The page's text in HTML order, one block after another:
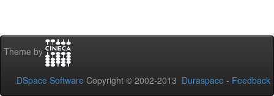
Theme by
DSpace Software Copyright © 2002-2013 Duraspace - Feedback